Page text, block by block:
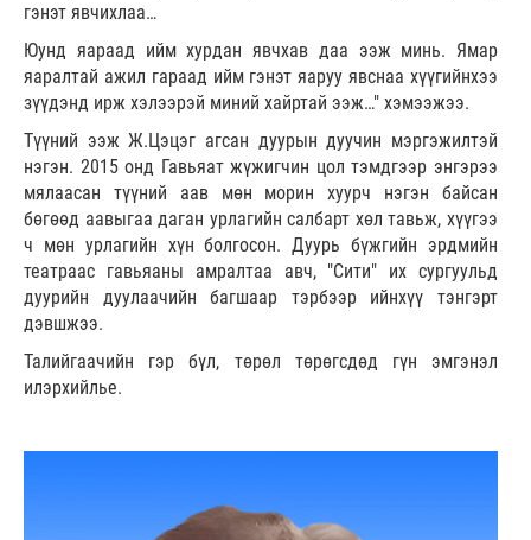
гэнэт явчихлаа…
Юунд яараад ийм хурдан явчхав даа ээж минь. Ямар
яаралтай ажил гараад ийм гэнэт яаруу явснаа хүүгийнхээ
зүүдэнд ирж хэлээрэй миний хайртай ээж…" хэмээжээ.
Түүний ээж Ж.Цэцэг агсан дуурын дуучин мэргэжилтэй
нэгэн. 2015 онд Гавьяат жүжигчин цол тэмдгээр энгэрээ
мялаасан түүний аав мөн морин хуурч нэгэн байсан
бөгөөд аавыгаа даган урлагийн салбарт хөл тавьж, хүүгээ
ч мөн урлагийн хүн болгосон. Дуурь бүжгийн эрдмийн
театраас гавьяаны амралтаа авч, "Сити" их сургуульд
дуурийн дуулаачийн багшаар тэрбээр ийнхүү тэнгэрт
дэвшжээ.
Талийгаачийн гэр бүл, төрөл төрөгсдөд гүн эмгэнэл
илэрхийлье.